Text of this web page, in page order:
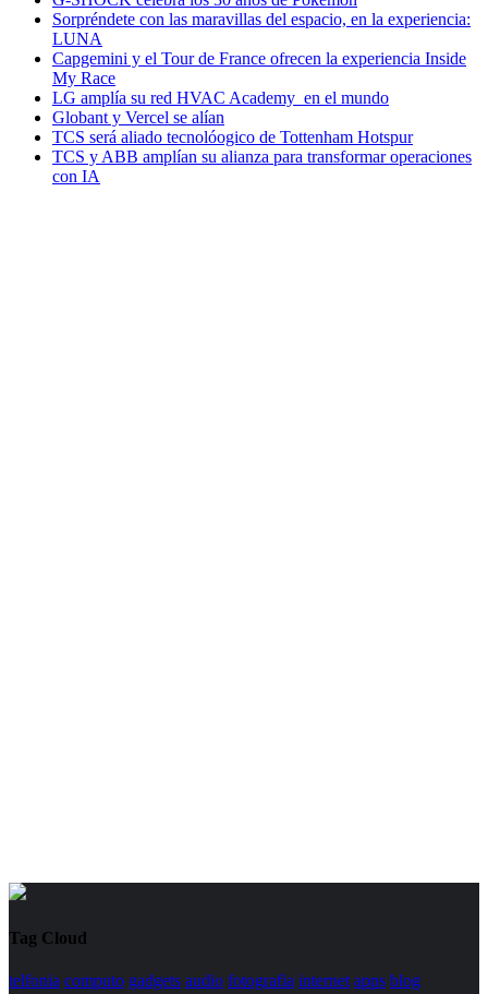
Sorpréndete con las maravillas del espacio, en la experiencia:
LUNA
Capgemini y el Tour de France ofrecen la experiencia Inside
My Race
LG amplía su red HVAC Academy en el mundo
Globant y Vercel se alían
TCS será aliado tecnolóogico de Tottenham Hotspur
TCS y ABB amplían su alianza para transformar operaciones
con IA
Tag Cloud
telfonia computo gadgets audio fotografia internet apps blog